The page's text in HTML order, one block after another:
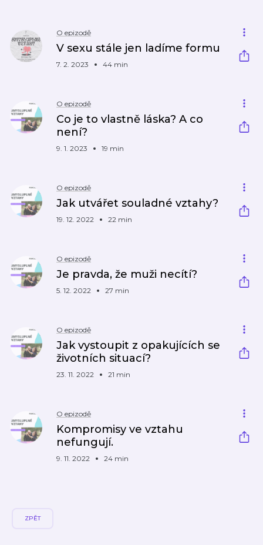
O epizodě
V sexu stále jen ladíme formu
7. 2. 2023 44 min
O epizodě
Co je to vlastně láska? A co
není?
9. 1. 2023 19 min
O epizodě
Jak utvářet souladné vztahy?
19. 12. 2022 22 min
O epizodě
Je pravda, že muži necítí?
5. 12. 2022 27 min
O epizodě
Jak vystoupit z opakujících se
životních situací?
23. 11. 2022 21 min
O epizodě
Kompromisy ve vztahu
nefungují.
9. 11. 2022 24 min
ZPĚT